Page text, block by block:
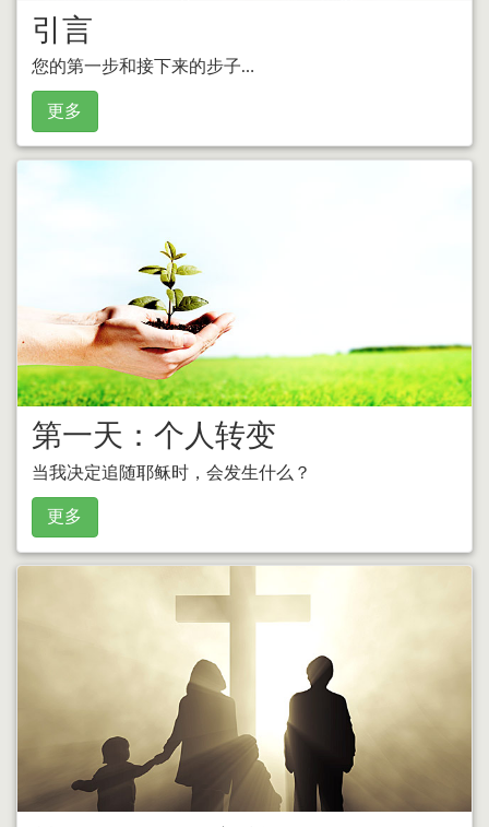
引言
您的第一步和接下来的步子…
更多
第一天：个人转变
当我决定追随耶稣时，会发生什么？
更多